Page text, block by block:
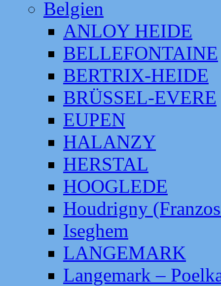
Belgien
ANLOY HEIDE
BELLEFONTAINE
BERTRIX-HEIDE
BRÜSSEL-EVERE
EUPEN
HALANZY
HERSTAL
HOOGLEDE
Houdrigny
Iseghem
LANGEMARK
Langemark –